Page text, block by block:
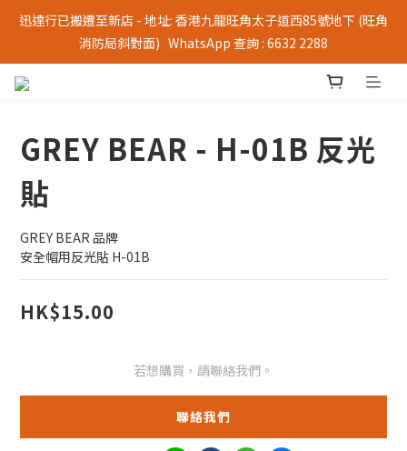
迅達行已搬遷至新店 - 地址: 香港九龍旺角太子道西85號地下 (旺角
消防局斜對面)   WhatsApp 查詢 : 6632 2288
GREY BEAR - H-01B 反光
貼
GREY BEAR 品牌
安全帽用反光貼 H-01B
HK$15.00
若想購買，請聯絡我們。
聯絡我們